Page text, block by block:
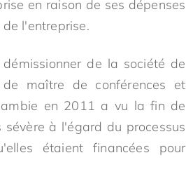
en raison de ses dépenses
l'entreprise.
de la société de
maître de conférences et
en 2011 a vu la fin de
à l'égard du processus
étaient financées pour